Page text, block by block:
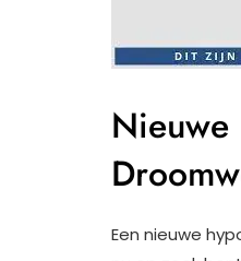
Nieuwe
Een nieuwe